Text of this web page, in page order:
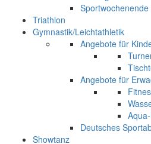
Sportwochenende
Triathlon
Gymnastik/Leichtathletik
Angebote für
Angebote für
Deutsches
Showtanz